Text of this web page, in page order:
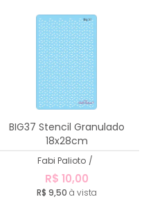
BIG37 Stencil Granulado
18x28cm
Fabi Palioto /
R$ 10,00
R$ 9,50 à vista